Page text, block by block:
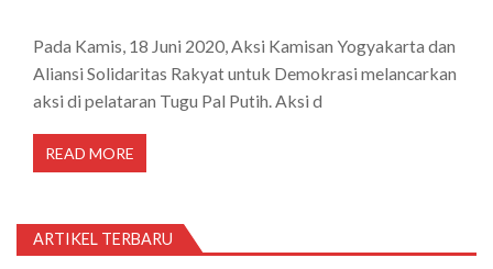
Pada Kamis, 18 Juni 2020, Aksi Kamisan Yogyakarta dan
Aliansi Solidaritas Rakyat untuk Demokrasi melancarkan
aksi di pelataran Tugu Pal Putih. Aksi d
READ MORE
ARTIKEL TERBARU